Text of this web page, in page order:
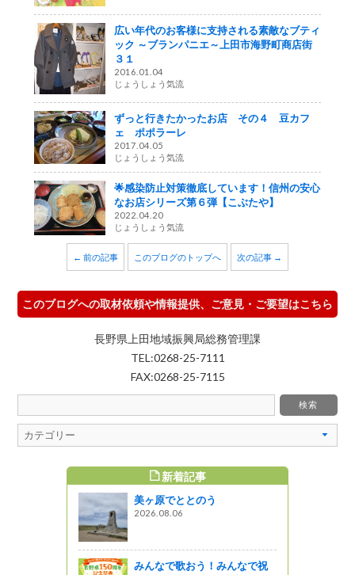
広い年代のお客様に支持される素敵なブティ
ック ～ブランパニエ～上田市海野町商店街
３１
2016.01.04
じょうしょう気流
ずっと行きたかったお店 その４ 豆カフ
ェ ポポラーレ
2017.04.05
じょうしょう気流
🌟感染防止対策徹底しています！信州の安心
なお店シリーズ第６弾【こぶたや】
2022.04.20
じょうしょう気流
← 前の記事 このブログのトップへ 次の記事 →
このブログへの取材依頼や情報提供、ご意見・ご要望はこちら
長野県上田地域振興局総務管理課
TEL:0268-25-7111
FAX:0268-25-7115
新着記事
美ヶ原でととのう
2026.08.06
みんなで歌おう！みんなで祝